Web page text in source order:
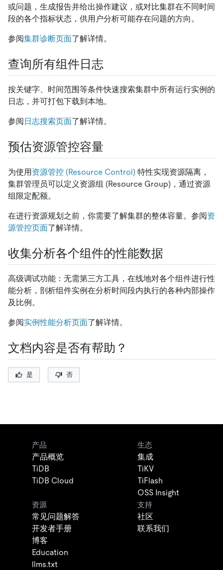
或问题，生成报告并给出操作建议，或对比集群在不同时间
段的各个指标状态，供用户分析可能存在问题的方向。
参阅集群诊断页面了解详情。
查询所有组件日志
按关键字、时间范围等条件快速搜索集群中所有运行实例的
日志，并可打包下载到本地。
参阅日志搜索页面了解详情。
预估资源管控容量
为使用资源管控 (Resource Control) 特性实现资源隔离，
集群管理员可以定义资源组 (Resource Group)，通过资源
组限定配额。
在进行资源规划之前，你需要了解集群的整体容量。参阅资
源管控页面了解详情。
收集分析各个组件的性能数据
高级调试功能：无需第三方工具，在线地对各个组件进行性
能分析，剖析组件实例在分析时间段内执行的各种内部操作
及比例。
参阅实例性能分析页面了解详情。
文档内容是否有帮助？
是 否
产品
产品概览
TiDB
TiDB Cloud
生态
集成
TiKV
TiFlash
OSS Insight
资源
常见问题解答
开发者手册
博客
Education
llms.txt
支持
社区
联系我们